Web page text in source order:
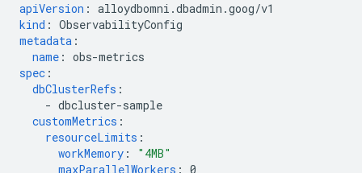
apiVersion : alloydbomni.dbadmin.goog/v1
kind : ObservabilityConfig
metadata :
name : obs-metrics
spec :
dbClusterRefs :
- dbcluster-sample
customMetrics :
resourceLimits :
workMemory :
"4MB"
maxParallelWorkers : 0